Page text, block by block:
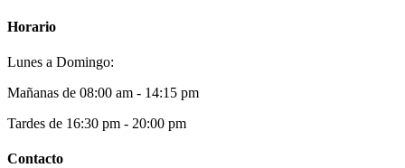
Horario
Lunes a Domingo:
Mañanas de 08:00 am - 14:15 pm
Tardes de 16:30 pm - 20:00 pm
Contacto